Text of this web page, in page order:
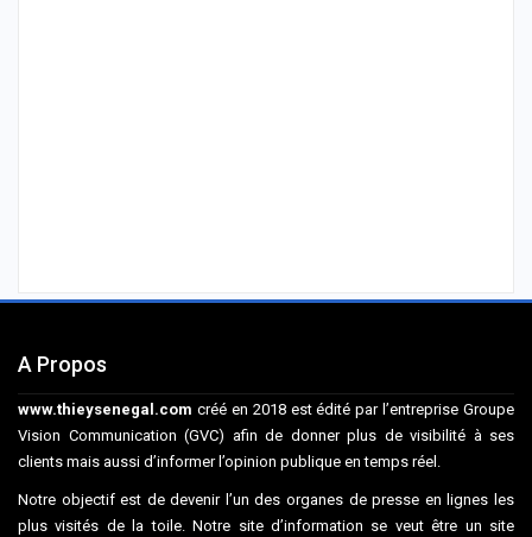
A Propos
www.thieysenegal.com créé en 2018 est édité par l’entreprise Groupe
Vision Communication (GVC) afin de donner plus de visibilité à ses
clients mais aussi d’informer l’opinion publique en temps réel.
Notre objectif est de devenir l’un des organes de presse en lignes les
plus visités de la toile. Notre site d’information se veut être un site